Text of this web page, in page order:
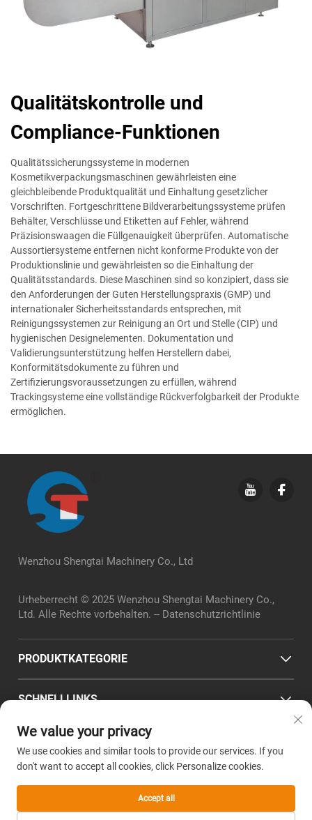
Qualitätskontrolle und
Compliance-Funktionen
Qualitätssicherungssysteme in modernen
Kosmetikverpackungsmaschinen gewährleisten eine
gleichbleibende Produktqualität und Einhaltung gesetzlicher
Vorschriften. Fortgeschrittene Bildverarbeitungssysteme prüfen
Behälter, Verschlüsse und Etiketten auf Fehler, während
Präzisionswaagen die Füllgenauigkeit überprüfen. Automatische
Aussortiersysteme entfernen nicht konforme Produkte von der
Produktionslinie und gewährleisten so die Einhaltung der
Qualitätsstandards. Diese Maschinen sind so konzipiert, dass sie
den Anforderungen der Guten Herstellungspraxis (GMP) und
internationaler Sicherheitsstandards entsprechen, mit
Reinigungssystemen zur Reinigung an Ort und Stelle (CIP) und
hygienischen Designelementen. Dokumentation und
Validierungsunterstützung helfen Herstellern dabei,
Konformitätsdokumente zu führen und
Zertifizierungsvoraussetzungen zu erfüllen, während
Trackingsysteme eine vollständige Rückverfolgbarkeit der Produkte
ermöglichen.
Wenzhou Shengtai Machinery Co., Ltd
Urheberrecht © 2025 Wenzhou Shengtai Machinery Co.,
Ltd. Alle Rechte vorbehalten. -- Datenschutzrichtlinie
PRODUKTKATEGORIE
SCHNELLLINKS
KONTAKTINFORMATIONEN
Office add : Nr. 2, Chuangye-Straße, Zhenglou-Standard-
Wenzhou, Provinz Zhejiang
E-Mail:sales@wz-shengtai.com
We value your privacy
We use cookies and similar tools to provide our services. If you
don't want to accept all cookies, click Personalize cookies.
Accept all